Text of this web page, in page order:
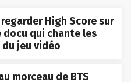
High Score sur
docu qui chante les
jeu vidéo
morceau de BTS